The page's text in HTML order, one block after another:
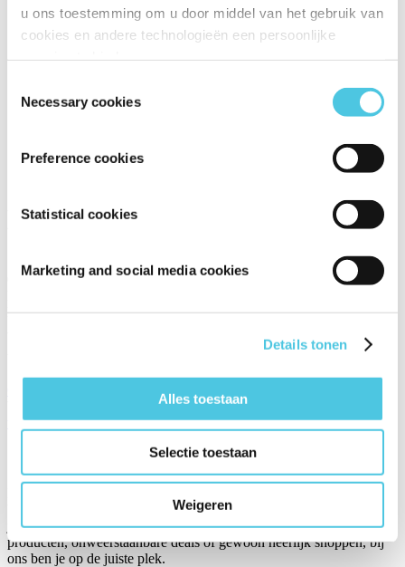
u ons toestemming om u door middel van het gebruik van
cookies en andere technologieën een persoonlijke
Necessary cookies
Preference cookies
Statistical cookies
Marketing and social media cookies
Details tonen
Alles toestaan
Selectie toestaan
Weigeren
KUT.illustraties
STANDNUMMER:
01.316
Huishoudbeurs 2026
www.kutillustraties.com
blij van thuis komt! Met zoveel stands en bijzondere merken ontdek
je overal iets nieuws. Of je nu komt voor de gezelligheid, nieuwe
producten, onweerstaanbare deals of gewoon heerlijk shoppen, bij
ons ben je op de juiste plek.